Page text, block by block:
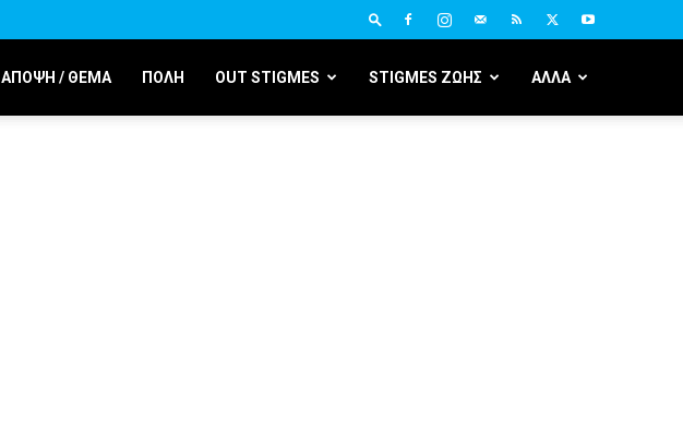
ΑΠΟΨΗ / ΘΕΜΑ ΠΟΛΗ OUT STIGMES STIGMES ΖΩΗΣ ΑΛΛΑ